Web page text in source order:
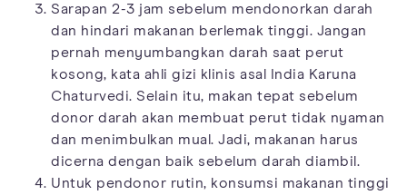
Sarapan 2-3 jam sebelum mendonorkan darah
dan hindari makanan berlemak tinggi. Jangan
pernah menyumbangkan darah saat perut
kosong, kata ahli gizi klinis asal India Karuna
Chaturvedi. Selain itu, makan tepat sebelum
donor darah akan membuat perut tidak nyaman
dan menimbulkan mual. Jadi, makanan harus
dicerna dengan baik sebelum darah diambil.
Untuk pendonor rutin, konsumsi makanan tinggi